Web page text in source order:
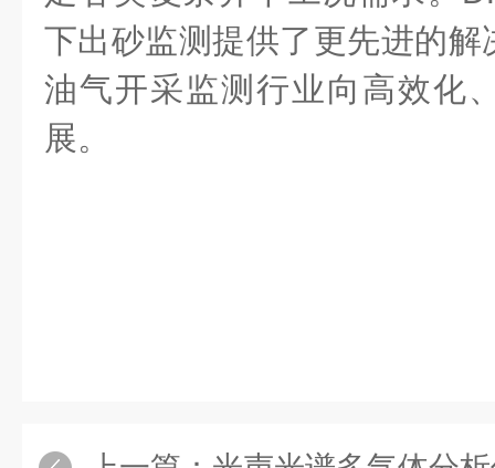
下出砂监测提供了更先进的
油气开采监测行业向高效化
展。